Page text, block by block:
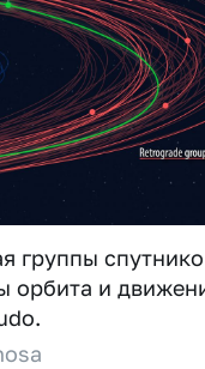
группы
орбита и